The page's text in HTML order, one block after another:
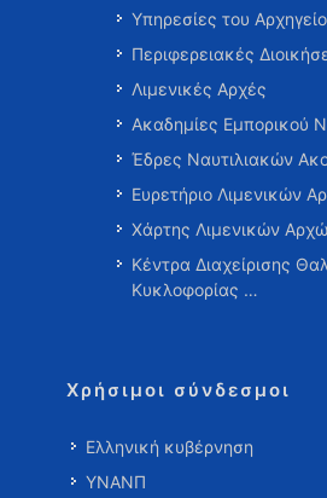
Υπηρεσίες του
Περιφερειακές
Λιμενικές Αρχές
Ακαδημίες Εμπορικού
Έδρες Ναυτιλιακών
Ευρετήριο Λιμενικών
Χάρτης Λιμενικών
Κέντρα Διαχείρισης
Κυκλοφορίας …
Χρήσιμοι σύνδεσμοι
Ελληνική κυβέρνηση
ΥΝΑΝΠ